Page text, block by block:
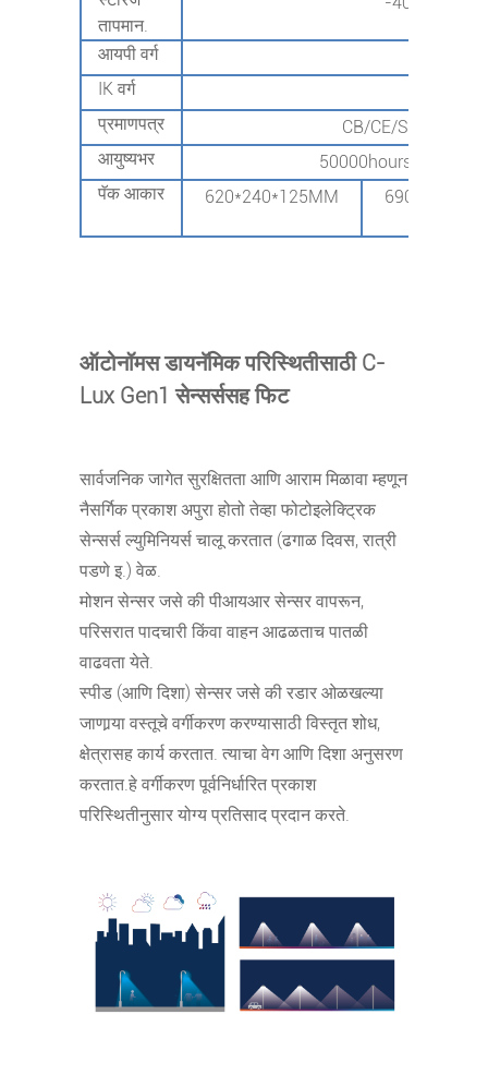
तापमान.
आयपी वर्ग
IK वर्ग
प्रमाणपत्र
CB/CE/SAA/
आयुष्यभर
50000hours@L70 5
पॅक आकार
620*240*125MM
ऑटोनॉमस डायनॅमिक परिस्थितीसाठी C-
Lux Gen1 सेन्सर्ससह फिट
सार्वजनिक जागेत सुरक्षितता आणि आराम मिळावा म्हणून
नैसर्गिक प्रकाश अपुरा होतो तेव्हा फोटोइलेक्ट्रिक
सेन्सर्स ल्युमिनियर्स चालू करतात (ढगाळ दिवस, रात्री
पडणे इ.) वेळ.
मोशन सेन्सर जसे की पीआयआर सेन्सर वापरून,
परिसरात पादचारी किंवा वाहन आढळताच पातळी
वाढवता येते.
स्पीड (आणि दिशा) सेन्सर जसे की रडार ओळखल्या
जाणार्‍या वस्तूचे वर्गीकरण करण्यासाठी विस्तृत शोध,
क्षेत्रासह कार्य करतात. त्याचा वेग आणि दिशा अनुसरण
करतात.हे वर्गीकरण पूर्वनिर्धारित प्रकाश
परिस्थितीनुसार योग्य प्रतिसाद प्रदान करते.